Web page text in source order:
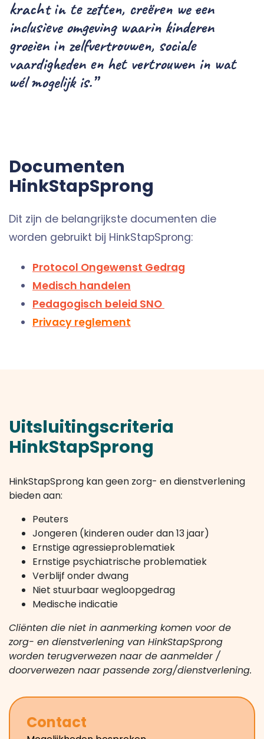
kracht in te zetten, creëren we een
inclusieve omgeving waarin kinderen
groeien in zelfvertrouwen, sociale
vaardigheden en het vertrouwen in wat
wél mogelijk is.”
Documenten
HinkStapSprong
Dit zijn de belangrijkste documenten die
worden gebruikt bij HinkStapSprong:
Protocol Ongewenst Gedrag
Medisch handelen
Pedagogisch beleid SNO
Privacy reglement
Uitsluitingscriteria
HinkStapSprong
HinkStapSprong kan geen zorg- en dienstverlening
bieden aan:
Peuters
Jongeren (kinderen ouder dan 13 jaar)
Ernstige agressieproblematiek
Ernstige psychiatrische problematiek
Verblijf onder dwang
Niet stuurbaar wegloopgedrag
Medische indicatie
Cliënten die niet in aanmerking komen voor de
zorg- en dienstverlening van HinkStapSprong
worden terugverwezen naar de aanmelder /
doorverwezen naar passende zorg/dienstverlening.
Contact